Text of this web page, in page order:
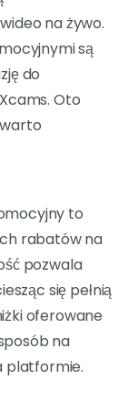
Kod
Jakie
na żywo.
są
do
Oto